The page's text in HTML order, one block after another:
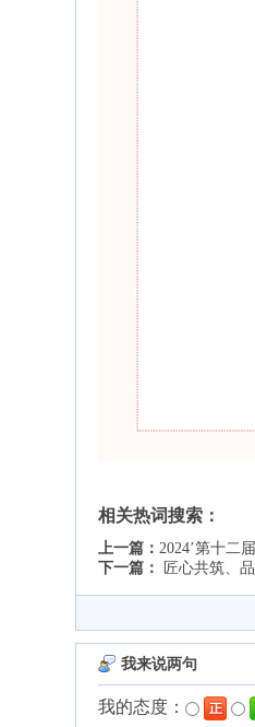
相关热词搜索：
上一篇： 2024’第十二
下一篇：
匠心共筑、